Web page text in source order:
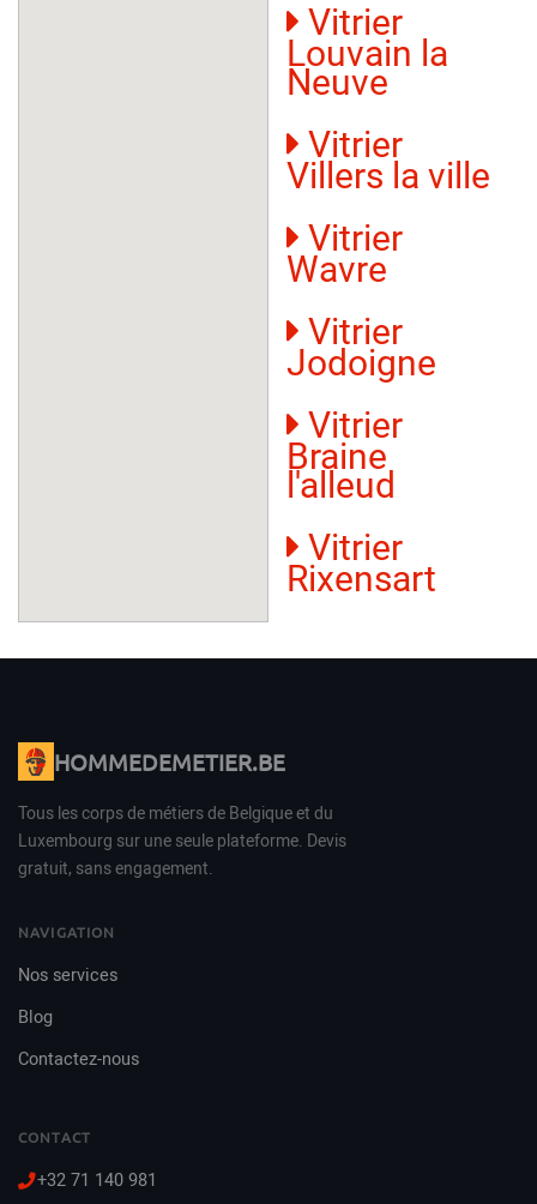
Vitrier
Louvain la
Neuve
Vitrier
Villers la ville
Vitrier
Wavre
Vitrier
Jodoigne
Vitrier
Braine
l'alleud
Vitrier
Rixensart
HOMMEDEMETIER.BE
Tous les corps de métiers de Belgique et du
Luxembourg sur une seule plateforme. Devis
gratuit, sans engagement.
NAVIGATION
Nos services
Blog
Contactez-nous
CONTACT
+32 71 140 981